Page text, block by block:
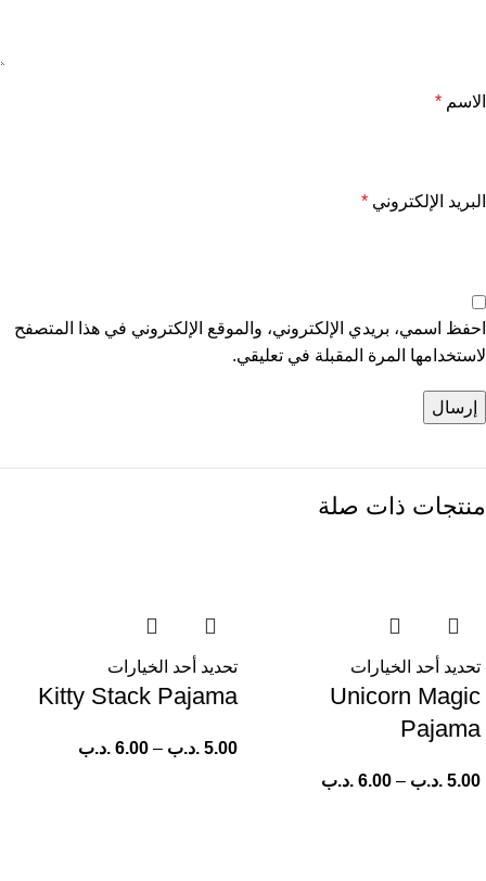
الاسم *
البريد الإلكتروني *
احفظ اسمي، بريدي الإلكتروني، والموقع الإلكتروني في هذا المتصفح
لاستخدامها المرة المقبلة في تعليقي.
منتجات ذات صلة
تحديد أحد الخيارات
Unicorn Magic
Pajama
5.00 .د.ب –
6.00 .د.ب
تحديد أحد الخيارات
Kitty Stack Pajama
5.00 .د.ب –
6.00 .د.ب